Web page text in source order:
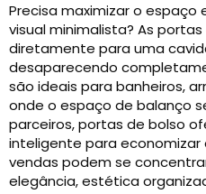
Precisa maximizar o espaço
visual minimalista? As
diretamente para uma
desaparecendo
são ideais para banheiros,
onde o espaço de balanço
parceiros, portas de bolso
inteligente para economizar
vendas podem se
elegância, estética